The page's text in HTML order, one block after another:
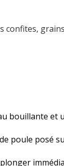
confites,
bouillante et
poule posé